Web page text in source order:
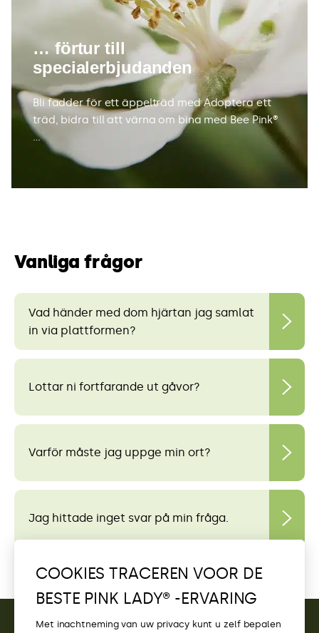
… förtur till
specialerbjudanden
Bli fadder för ett äppelträd med Adoptera ett
träd, bidra till att värna om bina med Bee Pink®
…
Vanliga frågor
Vad händer med dom hjärtan jag samlat
in via plattformen?
Lottar ni fortfarande ut gåvor?
Varför måste jag uppge min ort?
Jag hittade inget svar på min fråga.
COOKIES TRACEREN VOOR DE
BESTE PINK LADY® -ERVARING
Met inachtneming van uw privacy kunt u zelf bepalen